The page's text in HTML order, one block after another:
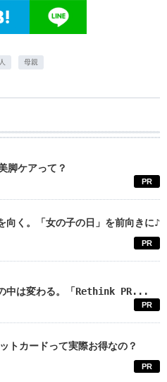
母親
脚ケアって？
PR
向く。「女の子の日」を前向きに♪
PR
中は変わる。「Rethink PR...
PR
トカードって実際お得なの？
PR